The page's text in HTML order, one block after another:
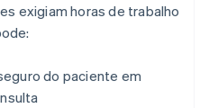
exigiam horas de trabalho
do paciente em